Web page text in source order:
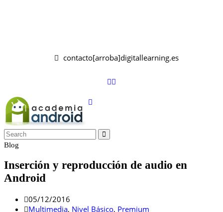
contacto[arroba]digitallearning.es
Blog
Inserción y reproducción de audio en
Android
05/12/2016
Multimedia, Nivel Básico, Premium